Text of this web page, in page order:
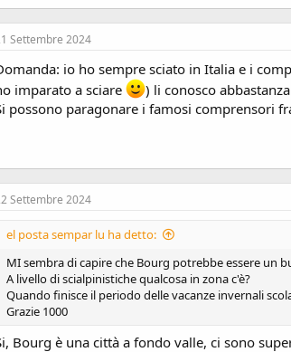
Settembre 2024
io ho sempre sciato in Italia e i
imparato a sciare
) li conosco
possono paragonare i famosi comprensori
Settembre 2024
el posta sempar lu ha detto:
MI sembra di capire che Bourg potrebbe essere un
A livello di scialpinistiche qualcosa in zona c'è?
Quando finisce il periodo delle vacanze invernali
Grazie 1000
Bourg è una città a fondo valle, ci sono